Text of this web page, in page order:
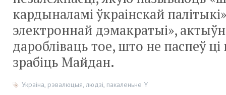
кардыналамі ўкраінскай
электроннай дэмакратыі»,
даробліваць тое, што не паспеў ці
зрабіць Майдан.
Украіна, рэвалюцыя, людзі, пакаленьне Y